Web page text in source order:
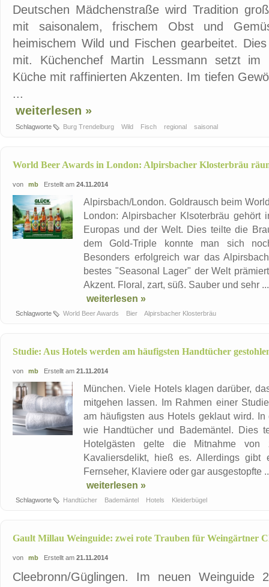
Deutschen Mädchenstraße wird Tradition
mit saisonalem, frischem Obst und
heimischem Wild und Fischen gearbeitet.
mit. Küchenchef Martin Lessmann setzt im
Küche mit raffinierten Akzenten. Im tiefen
...
weiterlesen »
Schlagworte Burg Trendelburg Wild Fisch regional saisonal
World Beer Awards in London: Alpirsbacher Klosterbräu
von mb Erstellt am 24.11.2014
Alpirsbach/London. Goldrausch beim
London: Alpirsbacher Klsoterbräu
Europas und der Welt. Dies teilte die
dem Gold-Triple konnte man sich
Besonders erfolgreich war das
bestes "Seasonal Lager" der Welt
Akzent. Floral, zart, süß. Sauber und sehr ...
weiterlesen »
Schlagworte World Beer Awards Bier Alpirsbacher Klosterbräu
Studie: Aus Hotels werden am häufigsten Handtücher
von mb Erstellt am 21.11.2014
München. Viele Hotels klagen darüber,
mitgehen lassen. Im Rahmen einer
am häufigsten aus Hotels geklaut wird.
wie Handtücher und Bademäntel. Dies
Hotelgästen gelte die Mitnahme
Kavaliersdelikt, hieß es. Allerdings
Fernseher, Klaviere oder gar ausgestopfte
weiterlesen »
Schlagworte Handtücher Bademäntel Hotels Kleiderbügel
Gault Millau Weinguide: zwei rote Trauben für Weingärtner
von mb Erstellt am 21.11.2014
Cleebronn/Güglingen. Im neuen